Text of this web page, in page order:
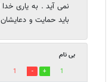
نمی آید . به یاری
باید حمایت و
بی نام
1
1